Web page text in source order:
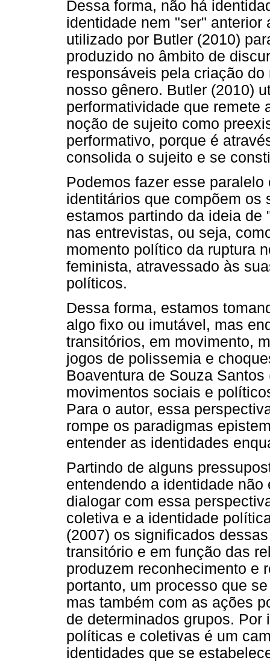
Dessa forma, não há
identidade nem "ser" anterior
utilizado por Butler (2010)
produzido no âmbito de
responsáveis pela criação
nosso gênero. Butler (2010)
performatividade que remete
noção de sujeito como
performativo, porque é
consolida o sujeito e se
Podemos fazer esse
identitários que compõem os
estamos partindo da ideia
nas entrevistas, ou seja,
momento político da ruptura
feminista, atravessado às
políticos.
Dessa forma, estamos
algo fixo ou imutável, mas
transitórios, em movimento,
jogos de polissemia e
Boaventura de Souza
movimentos sociais e
Para o autor, essa
rompe os paradigmas
entender as identidades
Partindo de alguns
entendendo a identidade
dialogar com essa
coletiva e a identidade
(2007) os significados
transitório e em função das
produzem reconhecimento e
portanto, um processo que
mas também com as ações
de determinados grupos.
políticas e coletivas é um
identidades que se